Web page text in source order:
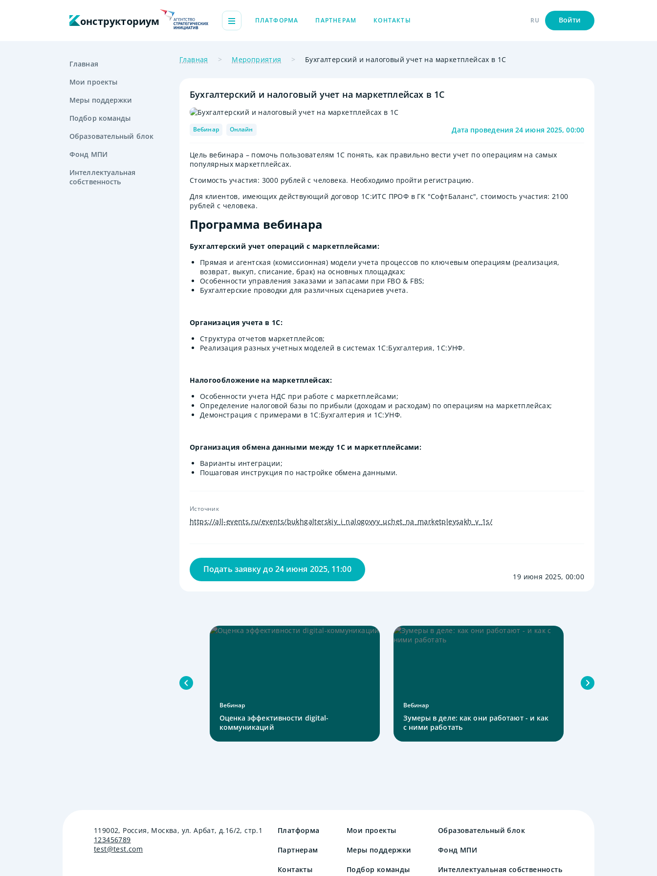
онструкториум ПЛАТФОРМА ПАРТНЕРАМ КОНТАКТЫ RU Войти
Главная
Мои проекты
Меры поддержки
Подбор команды
Образовательный блок
Фонд МПИ
Интеллектуальная
собственность
Главная Мероприятия Бухгалтерский и налоговый учет на маркетплейсах в 1С
Бухгалтерский и налоговый учет на маркетплейсах в 1С
Вебинар Онлайн Дата проведения24 июня 2025, 00:00
Цель вебинара – помочь пользователям 1С понять, как правильно вести учет по операциям на самых
популярных маркетплейсах.
Стоимость участия: 3000 рублей с человека. Необходимо пройти регистрацию.
Для клиентов, имеющих действующий договор 1С:ИТС ПРОФ в ГК "СофтБаланс", стоимость участия: 2100
рублей с человека.
Программа вебинара
Бухгалтерский учет операций с маркетплейсами:
Прямая и агентская (комиссионная) модели учета процессов по ключевым операциям (реализация,
возврат, выкуп, списание, брак) на основных площадках;
Особенности управления заказами и запасами при FBO & FBS;
Бухгалтерские проводки для различных сценариев учета.
Организация учета в 1С:
Структура отчетов маркетплейсов;
Реализация разных учетных моделей в системах 1С:Бухгалтерия, 1С:УНФ.
Налогообложение на маркетплейсах:
Особенности учета НДС при работе с маркетплейсами;
Определение налоговой базы по прибыли (доходам и расходам) по операциям на маркетплейсах;
Демонстрация с примерами в 1С:Бухгалтерия и 1С:УНФ.
Организация обмена данными между 1С и маркетплейсами:
Варианты интеграции;
Пошаговая инструкция по настройке обмена данными.
Источник
https://all-events.ru/events/bukhgalterskiy_i_nalogovyy_uchet_na_marketpleysakh_v_1s/
Подать заявку до 24 июня 2025, 11:00
19 июня 2025, 00:00
Вебинар
Оценка эффективности digital-
коммуникаций
Вебинар
Зумеры в деле: как они работают - и как
с ними работать
119002, Россия, Москва, ул. Арбат, д.16/2, стр.1
123456789
test@test.com
Платформа Мои проекты Образовательный блок
Партнерам Меры поддержки Фонд МПИ
Контакты Подбор команды Интеллектуальная собственность